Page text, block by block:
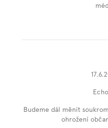
Budeme dál měnit
ohrožení